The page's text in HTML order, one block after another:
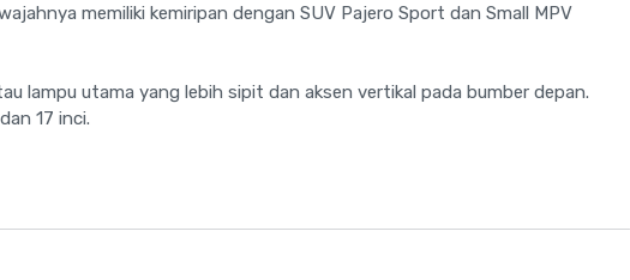
memiliki kemiripan dengan SUV Pajero Sport dan Small MPV
lampu utama yang lebih sipit dan aksen vertikal pada bumber depan.
17 inci.